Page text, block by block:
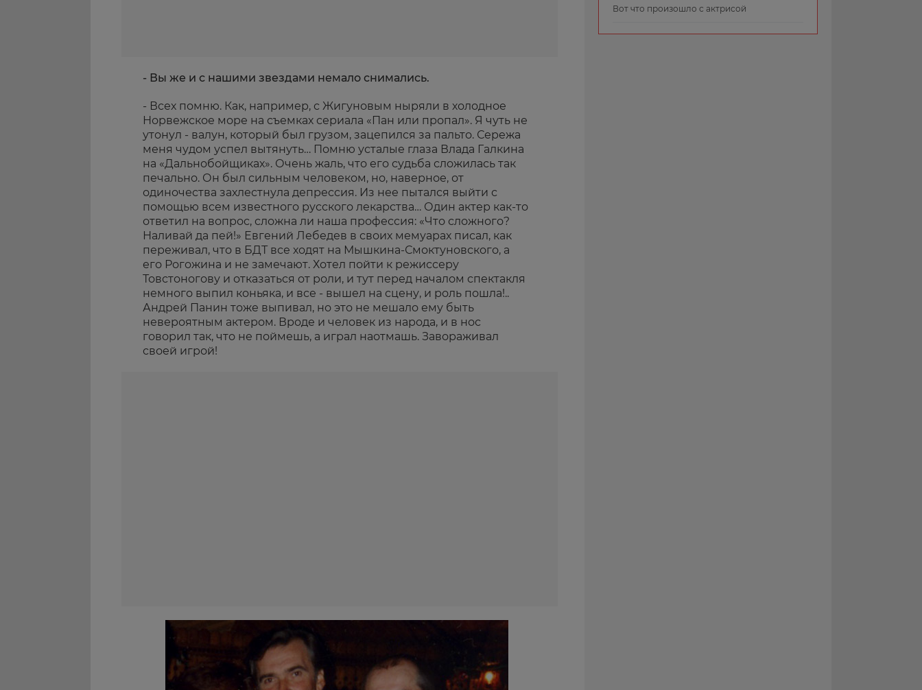
- Вы же и с нашими звездами немало снимались.
- Всех помню. Как, например, с Жигуновым ныряли в холодное
Норвежское море на съемках сериала «Пан или пропал». Я чуть не
утонул - валун, который был грузом, зацепился за пальто. Сережа
меня чудом успел вытянуть… Помню усталые глаза Влада Галкина
на «Дальнобойщиках». Очень жаль, что его судьба сложилась так
печально. Он был сильным человеком, но, наверное, от
одиночества захлестнула депрессия. Из нее пытался выйти с
помощью всем известного русского лекарства… Один актер как-то
ответил на вопрос, сложна ли наша профессия: «Что сложного?
Наливай да пей!» Евгений Лебедев в своих мемуарах писал, как
переживал, что в БДТ все ходят на Мышкина-Смоктуновского, а
его Рогожина и не замечают. Хотел пойти к режиссеру
Товстоногову и отказаться от роли, и тут перед началом спектакля
немного выпил коньяка, и все - вышел на сцену, и роль пошла!..
Андрей Панин тоже выпивал, но это не мешало ему быть
невероятным актером. Вроде и человек из народа, и в нос
говорил так, что не поймешь, а играл наотмашь. Завораживал
своей игрой!
Вот что произошло с актрисой